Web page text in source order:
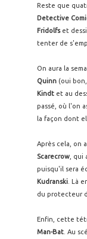
Reste que
Detective
Fridolfset
tenter de
On aura la
Quinn (oui
Kindt et au
passé, où l'on
la façon dont
Après cela, on
Scarecrow ,
puisqu'il sera
Kudranski . Là
du protecteur
Enfin, cette
Man-Bat . Au